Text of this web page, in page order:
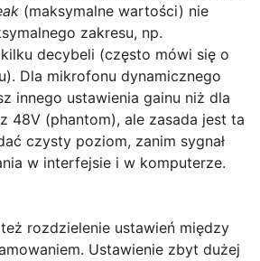
(maksymalne wartości) nie
zakresu, np.
decybeli (często mówi się o
Dla mikrofonu dynamicznego
innego ustawienia gainu niż dla
48V (phantom), ale zasada jest ta
czysty poziom, zanim sygnał
w interfejsie i w komputerze.
rozdzielenie ustawień między
Ustawienie zbyt dużej